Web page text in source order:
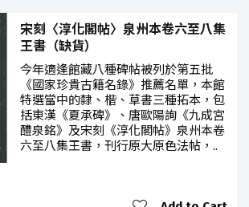
宋刻〈淳化閣帖〉泉州本卷六至八集
王書（缺貨）
今年適逢館藏八種碑帖被列於第五批
《國家珍貴古籍名錄》推薦名單，本館
特選當中的隸、楷、草書三種拓本，包
括東漢《夏承碑》、唐歐陽詢《九成宮
醴泉銘》及宋刻《淳化閣帖》泉州本卷
六至八集王書，刊行原大原色法帖，..